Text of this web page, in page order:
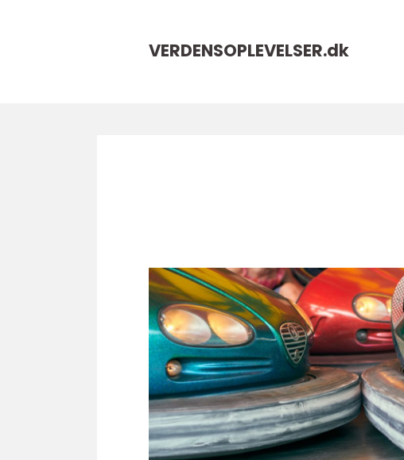
VERDENSOPLEVELSER.dk